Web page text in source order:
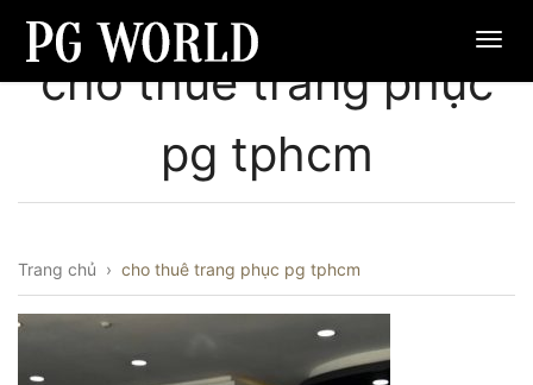
cho thuê trang phục
pg tphcm
Trang chủ › cho thuê trang phục pg tphcm